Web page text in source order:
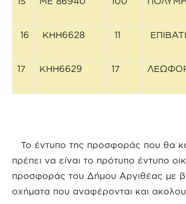
16 ΚΗΗ6628 11
17 ΚΗΗ6629 17
Το έντυπο της προσφοράς που θα
πρέπει να είναι το πρότυπο έντυπο
προσφοράς του Δήμου Αργιθέας με
οχήματα που αναφέρονται και